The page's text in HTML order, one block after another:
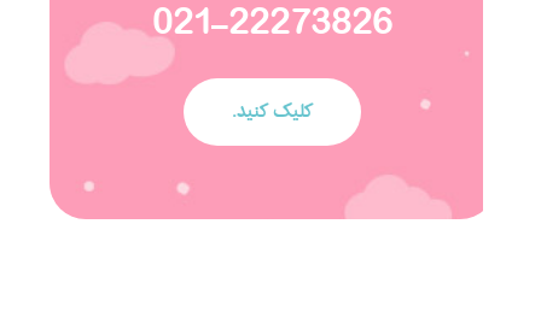
021-22273826
کلیک کنید.